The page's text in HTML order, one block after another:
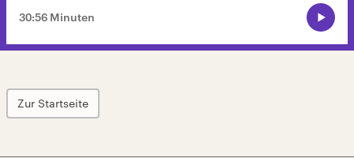
30:56 Minuten
Zur Startseite